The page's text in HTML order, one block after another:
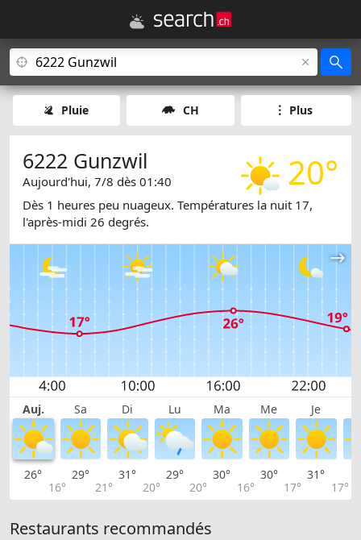
Pluie CH Plus
20°
6222 Gunzwil
Aujourd'hui, 7/8 dès 01:40
Dès 1 heures peu nuageux. Températures la nuit 17,
l'après-midi 26 degrés.
Auj. Sa Di Lu Ma Me Je
26°
16°
29°
21°
31°
20°
29°
20°
30°
16°
30°
17°
31°
17°
Restaurants recommandés